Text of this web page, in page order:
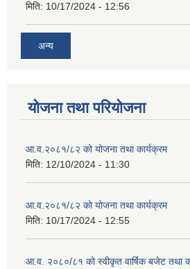
मिति: 10/17/2024 - 12:56
अन्य
योजना तथा परियोजना
आ.व.२०८१/८२ को योजना तथा कार्यक्रम
मिति: 12/10/2024 - 11:30
आ.व.२०८१/८२ को योजना तथा कार्यक्रम
मिति: 10/17/2024 - 12:55
आ.व. २०८०/८१ को स्वीकृत वार्षिक बजेट तथा